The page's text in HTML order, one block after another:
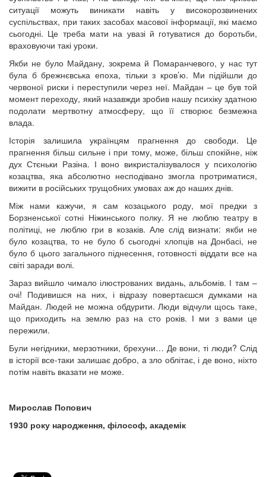
ситуації можуть виникати навіть у високорозвинених
суспільствах, при таких засобах масової інформації, які маємо
сьогодні. Це треба мати на увазі й готуватися до боротьби,
враховуючи такі уроки.
Якби не було Майдану, зокрема й Помаранчевого, у нас тут
була б брежнєвська епоха, тільки з кров’ю. Ми підійшли до
червоної риски і переступили через неї. Майдан – це був той
момент переходу, який назавжди зробив нашу психіку здатною
подолати мертвотну атмосферу, що її створює безмежна
влада.
Історія залишила українцям прагнення до свободи. Це
прагнення більш сильне і при тому, може, більш спокійне, ніж
дух Стєньки Разіна. І воно викристалізувалося у психологію
козацтва, яка абсолютно несподівано змогла протриматися,
вижити в російських трущобних умовах аж до наших днів.
Між нами кажучи, я сам козацького роду, мої предки з
Борзненської сотні Ніжинського полку. Я не люблю театру в
політиці, не люблю гри в козаків. Але слід визнати: якби не
було козацтва, то не було б сьогодні хлопців на Донбасі, не
було б цього загального піднесення, готовності віддати все на
світі заради волі.
Зараз вийшло чимало ілюстрованих видань, альбомів. І там –
очі! Подивишся на них, і відразу повертаєшся думками на
Майдан. Людей не можна обдурити. Люди відчули щось таке,
що приходить на землю раз на сто років. І ми з вами це
пережили.
Були негідники, мерзотники, брехуни… Де вони, ті люди? Слід
в історії все-таки залишає добро, а зло облітає, і де воно, ніхто
потім навіть вказати не може.
Мирослав Попович
1930 року народження, філософ, академік